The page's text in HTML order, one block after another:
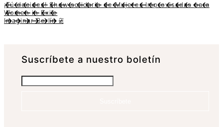
¡Tú decides! Show solidario de Mujeres Improvisadas para
Women in Exile
Imaginar Berlín 2
Suscrí­bete a nuestro boletín